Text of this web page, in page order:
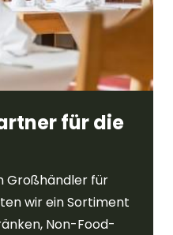
für die
Großhändler für
wir ein Sortiment
Non-Food-